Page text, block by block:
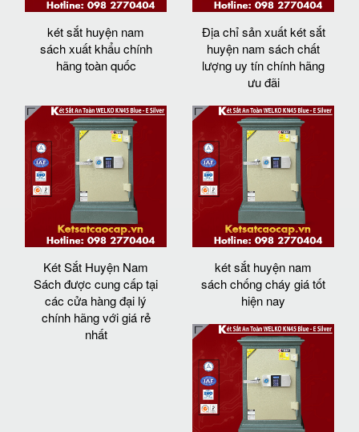
két sắt huyện nam
sách xuất khẩu chính
hãng toàn quốc
Địa chỉ sản xuất két sắt
huyện nam sách chất
lượng uy tín chính hãng
ưu đãi
Két Sắt Huyện Nam
Sách được cung cấp tại
các cửa hàng đại lý
chính hãng với giá rẻ
nhất
két sắt huyện nam
sách chống cháy giá tốt
hiện nay